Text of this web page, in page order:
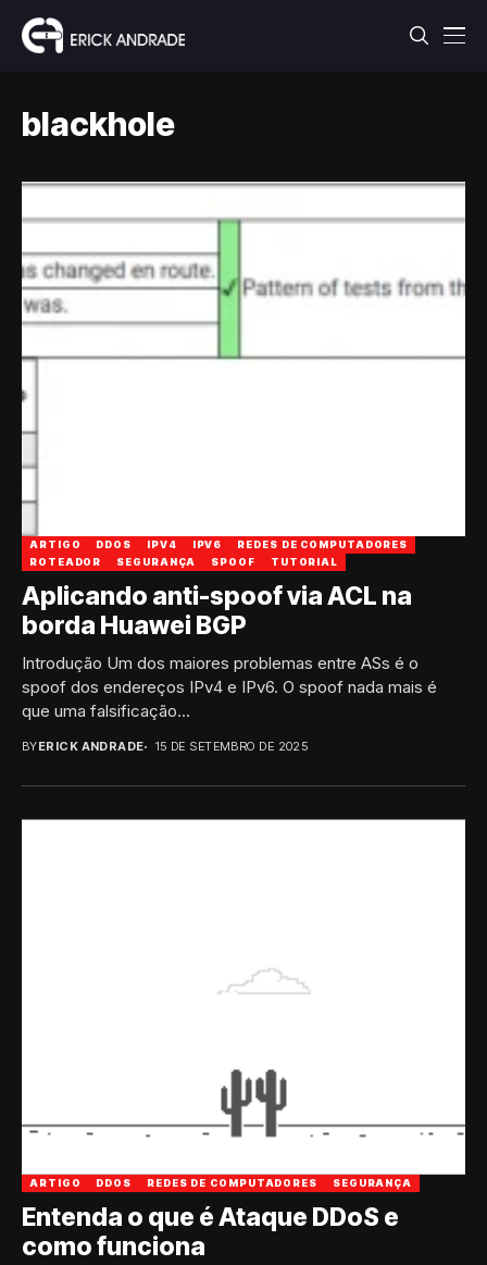
blackhole
ARTIGO DDOS IPV4 IPV6
REDES DE COMPUTADORES
ROTEADOR
SEGURANÇA SPOOF TUTORIAL
Aplicando anti-spoof via ACL na
borda Huawei BGP
Introdução Um dos maiores problemas entre ASs é o
spoof dos endereços IPv4 e IPv6. O spoof nada mais é
que uma falsificação...
BYERICK ANDRADE 15 DE SETEMBRO DE 2025
ARTIGO DDOS REDES DE COMPUTADORES SEGURANÇA
Entenda o que é Ataque DDoS e
como funciona